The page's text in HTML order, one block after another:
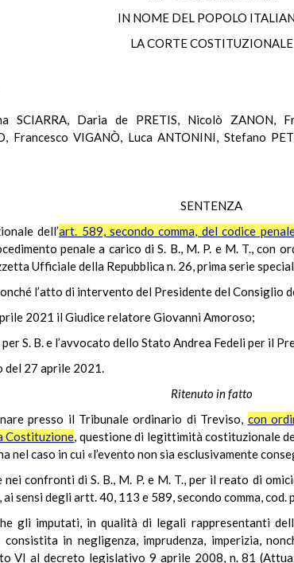
IN NOME DEL POPOLO
LA CORTE COSTITUZIONALE
SCIARRA, Daria de PRETIS, Nicolò ZANON,
Francesco VIGANÒ, Luca ANTONINI, Stefano
SENTENZA
dell’art. 589, secondo comma, del codice
penale a carico di S. B., M. P. e M. T., con
Ufficiale della Repubblica n. 26, prima serie
l’atto di intervento del Presidente del Consiglio
2021 il Giudice relatore Giovanni Amoroso;
S. B. e l’avvocato dello Stato Andrea Fedeli per il
del 27 aprile 2021.
Ritenuto in fatto
presso il Tribunale ordinario di Treviso, con
Costituzione, questione di legittimità costituzionale
nel caso in cui «l’evento non sia esclusivamente
confronti di S. B., M. P. e M. T., per il reato di
sensi degli artt. 40, 113 e 589, secondo comma, cod.
gli imputati, in qualità di legali rappresentanti
in negligenza, imprudenza, imperizia,
VI al decreto legislativo 9 aprile 2008, n. 81